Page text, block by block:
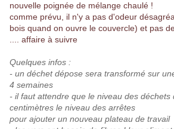
nouvelle poignée de mélange chaulé !
comme prévu, il n'y a pas d'odeur
bois quand on ouvre le couvercle) et pas
.... affaire à suivre
Quelques infos :
- un déchet dépose sera transformé sur
4 semaines
- il faut attendre que le niveau des déchets
centimètres le niveau des arrêtes
pour ajouter un nouveau plateau de travail